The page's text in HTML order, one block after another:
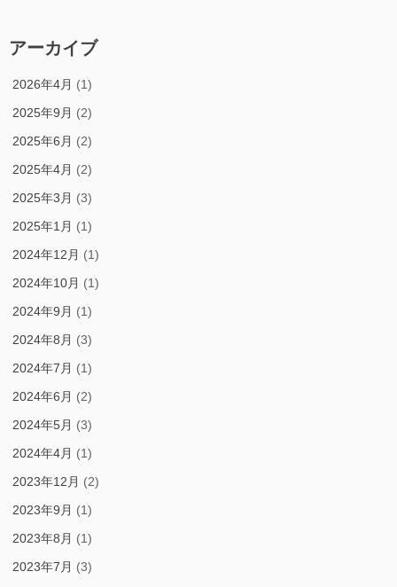
アーカイブ
2026年4月 (1)
2025年9月 (2)
2025年6月 (2)
2025年4月 (2)
2025年3月 (3)
2025年1月 (1)
2024年12月 (1)
2024年10月 (1)
2024年9月 (1)
2024年8月 (3)
2024年7月 (1)
2024年6月 (2)
2024年5月 (3)
2024年4月 (1)
2023年12月 (2)
2023年9月 (1)
2023年8月 (1)
2023年7月 (3)